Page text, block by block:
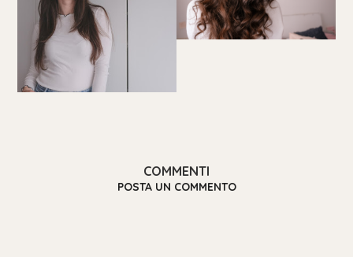
COMMENTI
POSTA UN COMMENTO